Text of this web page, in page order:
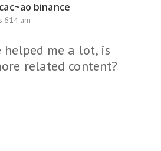
binance
6:14 am
me a lot, is
related content?